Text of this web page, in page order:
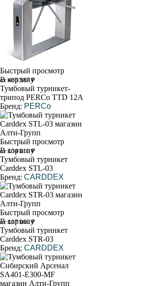
Быстрый просмотр
В корзину
от 485 587 ₽
Тумбовый турникет-
трипод PERCo TTD 12A
Бренд: PERCo
Быстрый просмотр
В корзину
от 134 010 ₽
Тумбовый турникет
Carddex STL-03
Бренд: CARDDEX
Быстрый просмотр
В корзину
от 117 060 ₽
Тумбовый турникет
Carddex STR-03
Бренд: CARDDEX